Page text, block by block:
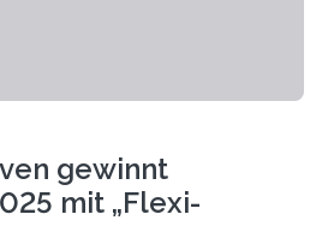
gewinnt
mit „Flexi-